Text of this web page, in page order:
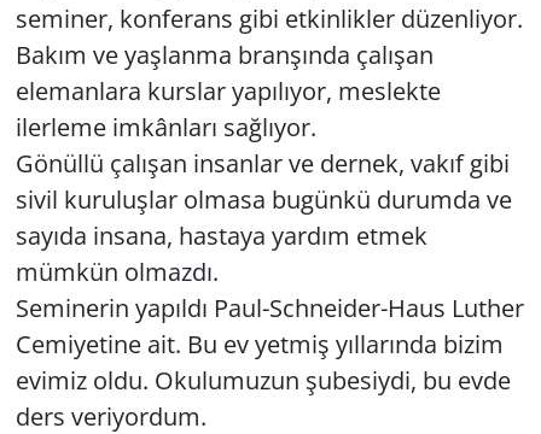
seminer, konferans gibi etkinlikler düzenliyor.
Bakım ve yaşlanma branşında çalışan
elemanlara kurslar yapılıyor, meslekte
ilerleme imkânları sağlıyor.
Gönüllü çalışan insanlar ve dernek, vakıf gibi
sivil kuruluşlar olmasa bugünkü durumda ve
sayıda insana, hastaya yardım etmek
mümkün olmazdı.
Seminerin yapıldı Paul-Schneider-Haus Luther
Cemiyetine ait. Bu ev yetmiş yıllarında bizim
evimiz oldu. Okulumuzun şubesiydi, bu evde
ders veriyordum.